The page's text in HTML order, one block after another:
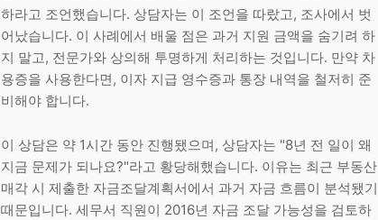
하라고 조언했습니다. 상담자는 이 조언을 따랐고, 조사에서 벗
어났습니다. 이 사례에서 배울 점은 과거 지원 금액을 숨기려 하
지 말고, 전문가와 상의해 투명하게 처리하는 것입니다. 만약 차
용증을 사용한다면, 이자 지급 영수증과 통장 내역을 철저히 준
비해야 합니다.
이 상담은 약 1시간 동안 진행됐으며, 상담자는 "8년 전 일이 왜
지금 문제가 되나요?"라고 황당해했습니다. 이유는 최근 부동산
매각 시 제출한 자금조달계획서에서 과거 자금 흐름이 분석됐기
때문입니다. 세무서 직원이 2016년 자금 조달 가능성을 검토하